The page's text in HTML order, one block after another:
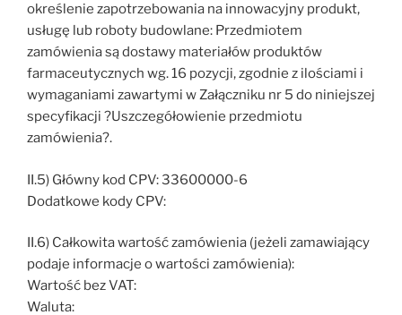
określenie zapotrzebowania na innowacyjny produkt,
usługę lub roboty budowlane: Przedmiotem
zamówienia są dostawy materiałów produktów
farmaceutycznych wg. 16 pozycji, zgodnie z ilościami i
wymaganiami zawartymi w Załączniku nr 5 do niniejszej
specyfikacji ?Uszczegółowienie przedmiotu
zamówienia?.
II.5) Główny kod CPV: 33600000-6
Dodatkowe kody CPV:
II.6) Całkowita wartość zamówienia (jeżeli zamawiający
podaje informacje o wartości zamówienia):
Wartość bez VAT:
Waluta: